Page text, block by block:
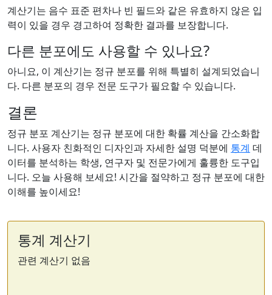
계산기는 음수 표준 편차나 빈 필드와 같은 유효하지 않은 입
력이 있을 경우 경고하여 정확한 결과를 보장합니다.
다른 분포에도 사용할 수 있나요?
아니요, 이 계산기는 정규 분포를 위해 특별히 설계되었습니
다. 다른 분포의 경우 전문 도구가 필요할 수 있습니다.
결론
정규 분포 계산기는 정규 분포에 대한 확률 계산을 간소화합
니다. 사용자 친화적인 디자인과 자세한 설명 덕분에 통계 데
이터를 분석하는 학생, 연구자 및 전문가에게 훌륭한 도구입
니다. 오늘 사용해 보세요! 시간을 절약하고 정규 분포에 대한
이해를 높이세요!
통계 계산기
관련 계산기 없음